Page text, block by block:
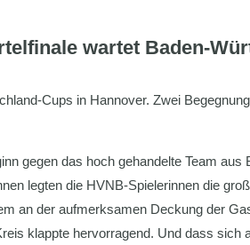
wartet Baden-
Cups in Hannover. Zwei
gegen das hoch gehandelte Team aus
legten die HVNB-Spielerinnen die
an der aufmerksamen Deckung der
klappte hervorragend. Und dass sich